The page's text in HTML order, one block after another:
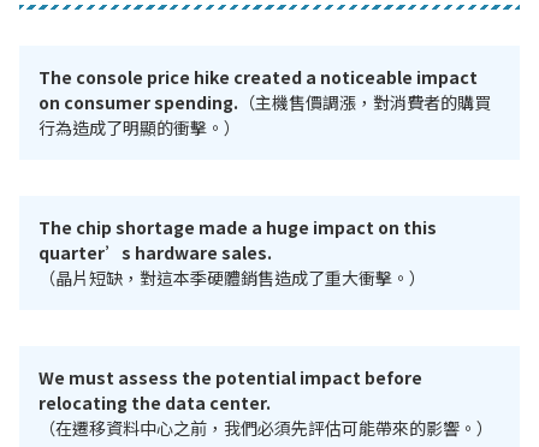
The console price hike created a noticeable impact
on consumer spending. （主機售價調漲，對消費者的購買
行為造成了明顯的衝擊。）
The chip shortage made a huge impact on this
quarter’s hardware sales.
（晶片短缺，對這本季硬體銷售造成了重大衝擊。）
We must assess the potential impact before
relocating the data center.
（在遷移資料中心之前，我們必須先評估可能帶來的影響。）